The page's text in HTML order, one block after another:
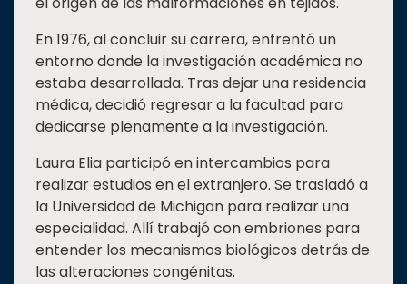
En 1976, al concluir su carrera, enfrentó un
entorno donde la investigación académica no
estaba desarrollada. Tras dejar una residencia
médica, decidió regresar a la facultad para
dedicarse plenamente a la investigación.
Laura Elia participó en intercambios para
realizar estudios en el extranjero. Se trasladó a
la Universidad de Michigan para realizar una
especialidad. Allí trabajó con embriones para
entender los mecanismos biológicos detrás de
las alteraciones congénitas.